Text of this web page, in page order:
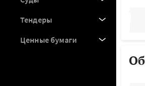
Тендеры
Ценные бумаги